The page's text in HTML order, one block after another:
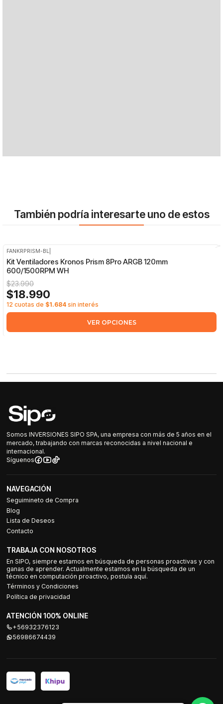
También podría interesarte uno de estos
FANKRPRISM-BL
Kit Ventiladores Kronos Prism 8Pro ARGB 120mm
600/1500RPM WH
$23.990
$18.990
12 cuotas de $1.684 sin interés
VER OPCIONES
Somos INVERSIONES SIPO SPA, una empresa con más de 5 años en el
mercado, trabajando con marcas reconocidas a nivel nacional e
internacional.
Síguenos
NAVEGACIÓN
Seguimineto de Compra
Blog
Lista de Deseos
Contacto
TRABAJA CON NOSOTROS
En SIPO, siempre estamos en búsqueda de personas proactivas y con
ganas de aprender. Actualmente estamos en la búsqueda de un
técnico en computación proactivo, postula aquí.
Términos y Condiciones
Política de privacidad
ATENCIÓN 100% ONLINE
+56932376123
56986674439